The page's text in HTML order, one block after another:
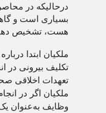
درحالیکه در
بسیاری است و
هست، تشخیص
ملکیان ابتدا
تکلیف بیرونی در
تعهدات اخلاقی
ملکیان اگر در
وظایف به‌عنوان